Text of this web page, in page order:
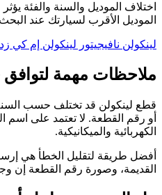
اختلاف الموديل والسنة والفئة
الموديل الأقرب لسيارتك عند
لينكولن نافيجيتور لينكولن إم كي زد
ملاحظات مهمة لتوافق
قطع لينكولن قد تختلف حسب السنة،
أو رقم القطعة. لا تعتمد على
الكهربائية والميكانيكية.
أفضل طريقة لتقليل الخطأ هي
القديمة، وصورة رقم القطعة إن